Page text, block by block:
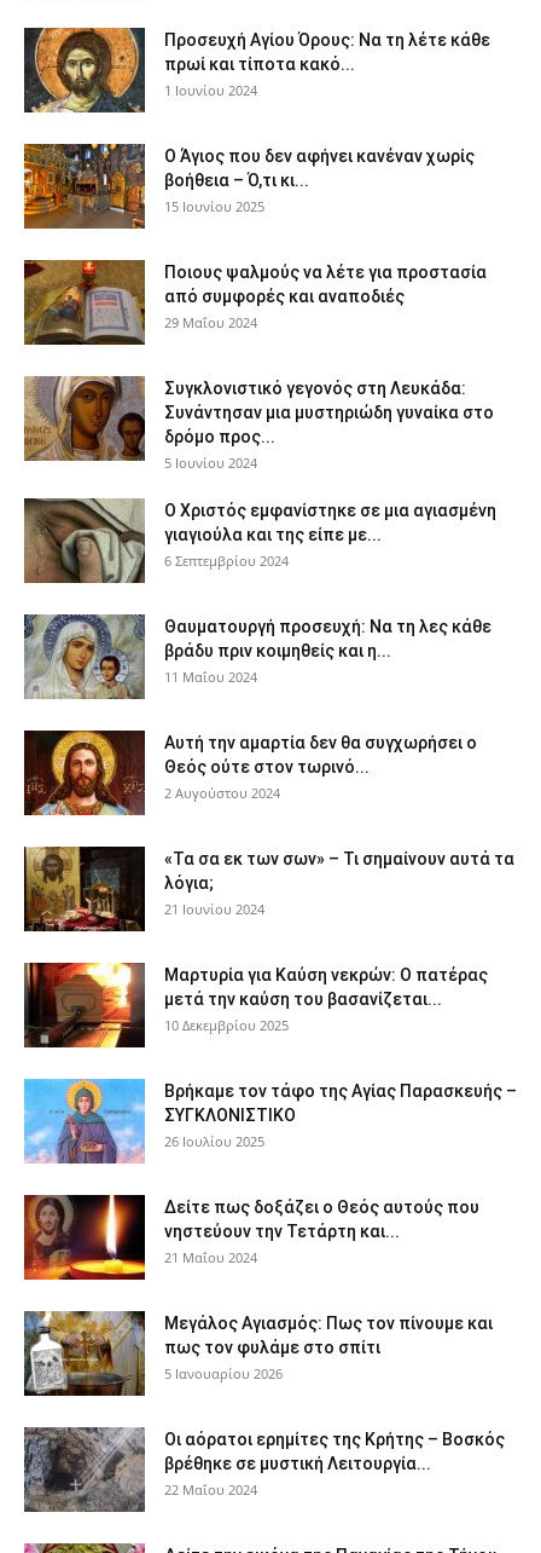
Προσευχή Αγίου Όρους: Να τη λέτε κάθε
πρωί και τίποτα κακό...
1 Ιουνίου 2024
Ο Άγιος που δεν αφήνει κανέναν χωρίς
βοήθεια – Ό,τι κι...
15 Ιουνίου 2025
Ποιους ψαλμούς να λέτε για προστασία
από συμφορές και αναποδιές
29 Μαΐου 2024
Συγκλονιστικό γεγονός στη Λευκάδα:
Συνάντησαν μια μυστηριώδη γυναίκα στο
δρόμο προς...
5 Ιουνίου 2024
Ο Χριστός εμφανίστηκε σε μια αγιασμένη
γιαγιούλα και της είπε με...
6 Σεπτεμβρίου 2024
Θαυματουργή προσευχή: Να τη λες κάθε
βράδυ πριν κοιμηθείς και η...
11 Μαΐου 2024
Αυτή την αμαρτία δεν θα συγχωρήσει ο
Θεός ούτε στον τωρινό...
2 Αυγούστου 2024
«Τα σα εκ των σων» – Τι σημαίνουν αυτά τα
λόγια;
21 Ιουνίου 2024
Μαρτυρία για Καύση νεκρών: Ο πατέρας
μετά την καύση του βασανίζεται...
10 Δεκεμβρίου 2025
Βρήκαμε τον τάφο της Αγίας Παρασκευής –
ΣΥΓΚΛΟΝΙΣΤΙΚΟ
26 Ιουλίου 2025
Δείτε πως δοξάζει ο Θεός αυτούς που
νηστεύουν την Τετάρτη και...
21 Μαΐου 2024
Μεγάλος Αγιασμός: Πως τον πίνουμε και
πως τον φυλάμε στο σπίτι
5 Ιανουαρίου 2026
Οι αόρατοι ερημίτες της Κρήτης – Βοσκός
βρέθηκε σε μυστική Λειτουργία...
22 Μαΐου 2024